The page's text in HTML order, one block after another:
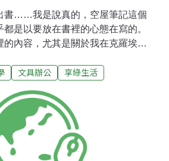
書……我是說真的，空屋筆記這個
是以要放在書裡的心態在寫的。
的內容，尤其是關於我在克羅埃西
的概念……其實非常難被當成一本
像是出一本教別人不要破壞森林，
用森林裡頭砍下來的樹木做的。出
紙砍多少樹？圖片來源：Natasia
文具辦公 享綠生活